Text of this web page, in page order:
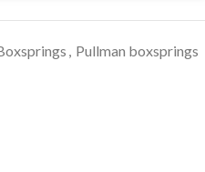
, Pullman boxsprings